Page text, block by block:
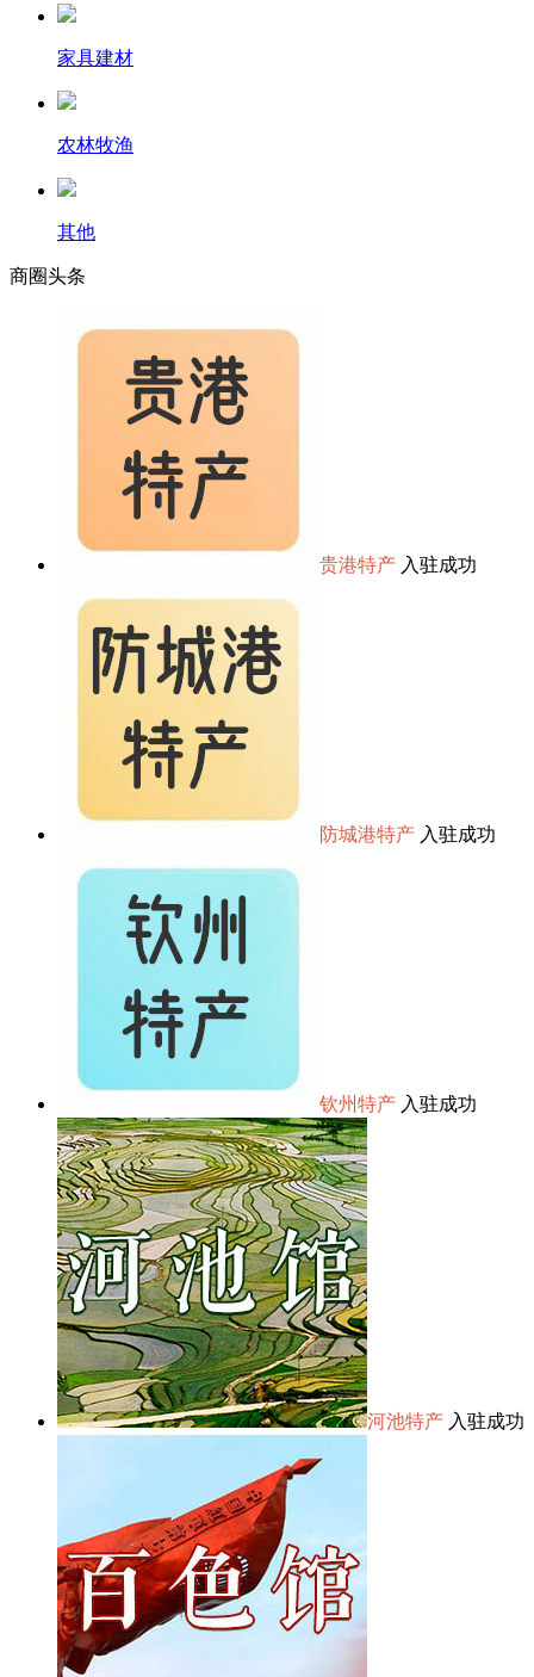
家具建材
农林牧渔
其他
商圈头条
贵港特产 入驻成功
防城港特产 入驻成功
钦州特产 入驻成功
河池特产 入驻成功